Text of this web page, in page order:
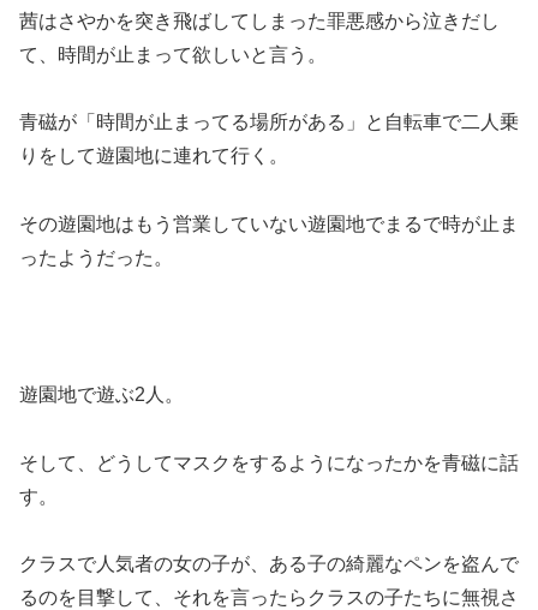
茜はさやかを突き飛ばしてしまった罪悪感から泣きだし
て、時間が止まって欲しいと言う。
青磁が「時間が止まってる場所がある」と自転車で二人乗
りをして遊園地に連れて行く。
その遊園地はもう営業していない遊園地でまるで時が止ま
ったようだった。
遊園地で遊ぶ2人。
そして、どうしてマスクをするようになったかを青磁に話
す。
クラスで人気者の女の子が、ある子の綺麗なペンを盗んで
るのを目撃して、それを言ったらクラスの子たちに無視さ